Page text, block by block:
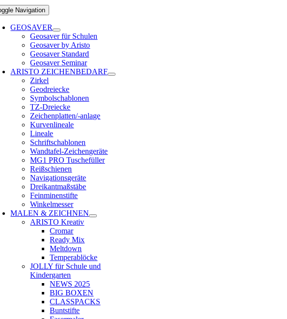
Navigation
GEOSAVER
Geosaver für Schulen
Geosaver by Aristo
Geosaver Standard
Geosaver Seminar
ARISTO ZEICHENBEDARF
Zirkel
Geodreiecke
Symbolschablonen
TZ-Dreiecke
Zeichenplatten/-anlage
Kurvenlineale
Lineale
Schriftschablonen
Wandtafel-Zeichengeräte
MG1 PRO Tuschefüller
Reißschienen
Navigationsgeräte
Dreikantmaßstäbe
Feinminenstifte
Winkelmesser
MALEN & ZEICHNEN
ARISTO Kreativ
Cromar
Ready Mix
Meltdown
Temperablöcke
JOLLY für Schule und
Kindergarten
NEWS 2025
BIG BOXEN
CLASSPACKS
Buntstifte